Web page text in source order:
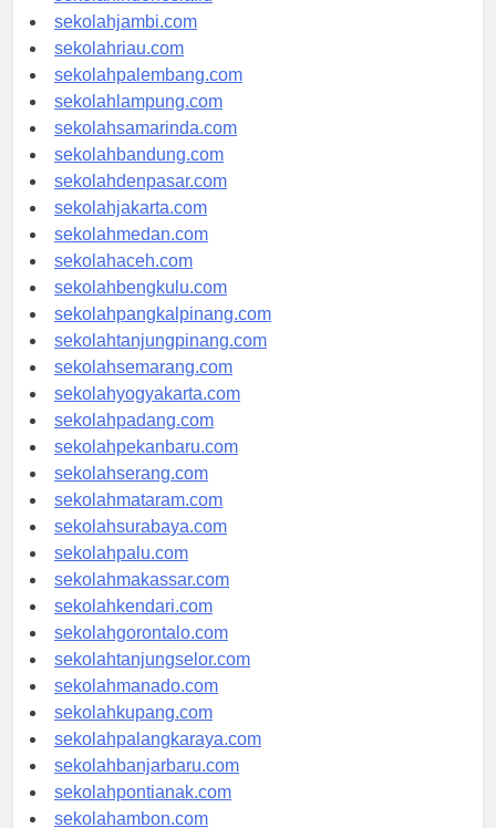
sekolahindonesia.id
sekolahjambi.com
sekolahriau.com
sekolahpalembang.com
sekolahlampung.com
sekolahsamarinda.com
sekolahbandung.com
sekolahdenpasar.com
sekolahjakarta.com
sekolahmedan.com
sekolahaceh.com
sekolahbengkulu.com
sekolahpangkalpinang.com
sekolahtanjungpinang.com
sekolahsemarang.com
sekolahyogyakarta.com
sekolahpadang.com
sekolahpekanbaru.com
sekolahserang.com
sekolahmataram.com
sekolahsurabaya.com
sekolahpalu.com
sekolahmakassar.com
sekolahkendari.com
sekolahgorontalo.com
sekolahtanjungselor.com
sekolahmanado.com
sekolahkupang.com
sekolahpalangkaraya.com
sekolahbanjarbaru.com
sekolahpontianak.com